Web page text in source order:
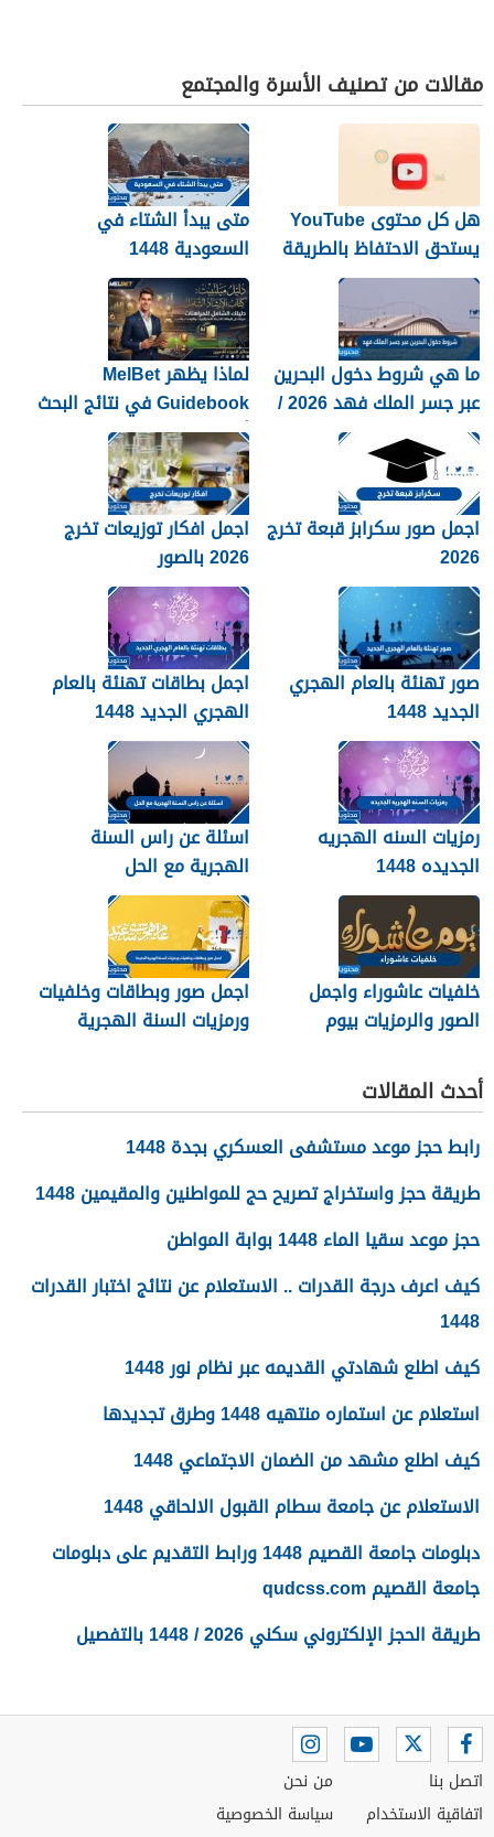
مقالات من تصنيف الأسرة والمجتمع
هل كل محتوى YouTube
يستحق الاحتفاظ بالطريقة
نفسها؟
متى يبدأ الشتاء في
السعودية 1448
ما هي شروط دخول البحرين
عبر جسر الملك فهد 2026 /
1448
لماذا يظهر MelBet
Guidebook في نتائج البحث
أكثر من صفحات كثيرة؟
اجمل صور سكرابز قبعة تخرج
2026
اجمل افكار توزيعات تخرج
2026 بالصور
صور تهنئة بالعام الهجري
الجديد 1448
اجمل بطاقات تهنئة بالعام
الهجري الجديد 1448
رمزيات السنه الهجريه
الجديده 1448
اسئلة عن راس السنة
الهجرية مع الحل
خلفيات عاشوراء واجمل
الصور والرمزيات بيوم
اجمل صور وبطاقات وخلفيات
ورمزيات السنة الهجرية
أحدث المقالات
رابط حجز موعد مستشفى العسكري بجدة 1448
طريقة حجز واستخراج تصريح حج للمواطنين والمقيمين 1448
حجز موعد سقيا الماء 1448 بوابة المواطن
كيف اعرف درجة القدرات .. الاستعلام عن نتائج اختبار القدرات
1448
كيف اطلع شهادتي القديمه عبر نظام نور 1448
استعلام عن استماره منتهيه 1448 وطرق تجديدها
كيف اطلع مشهد من الضمان الاجتماعي 1448
الاستعلام عن جامعة سطام القبول الالحاقي 1448
دبلومات جامعة القصيم 1448 ورابط التقديم على دبلومات
جامعة القصيم qudcss.com
طريقة الحجز الإلكتروني سكني 2026 / 1448 بالتفصيل
اتصل بنا
اتفاقية الاستخدام
من نحن
سياسة الخصوصية